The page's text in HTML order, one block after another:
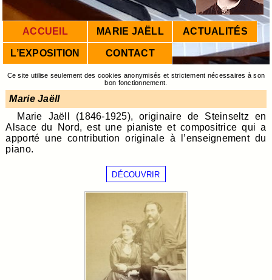
ACCUEIL MARIE JAËLL ACTUALITÉS
L’EXPOSITION CONTACT
Ce site utilise seulement des cookies anonymisés et strictement nécessaires à son
bon fonctionnement.
Marie Jaëll
Marie Jaëll (1846-1925), originaire de Steinseltz en
Alsace du Nord, est une pianiste et compositrice qui a
apporté une contribution originale à l’enseignement du
piano.
DÉCOUVRIR